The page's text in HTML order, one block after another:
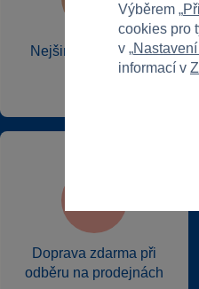
Nejširší sortiment na
Doprava zdarma při
odběru na prodejnách
Výběrem „
cookies pro
v „
informací v